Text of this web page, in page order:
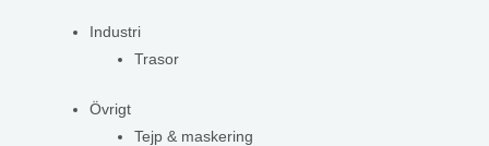
Industri
Trasor
Övrigt
Tejp & maskering